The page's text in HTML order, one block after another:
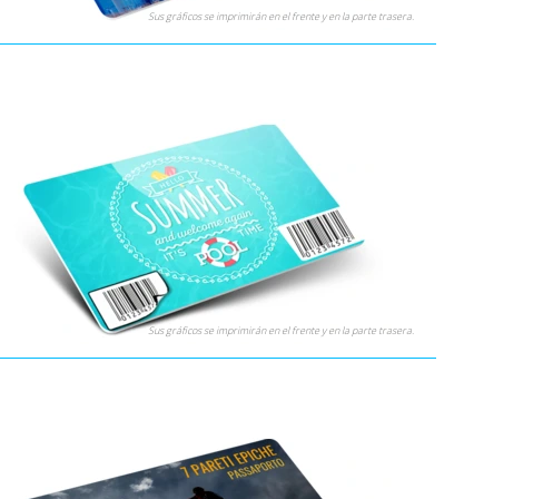
Sus gráficos se imprimirán en el frente y en la parte trasera.
Sus gráficos se imprimirán en el frente y en la parte trasera.